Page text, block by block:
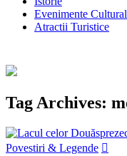
Evenimente
Atractii Turistice
Tag Archives:
Povestiri & Legende